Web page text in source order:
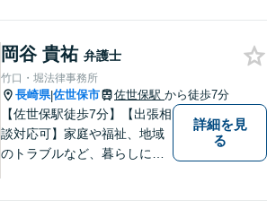
題・企業法務等、お困りごと
はなんでもご相談ください。
【他士業連携】
岡谷 貴祐 弁護士
竹口・堀法律事務所
長崎県|佐世保市 佐世保駅 から徒歩7分
【佐世保駅徒歩7分】【出張相
談対応可】家庭や福祉、地域
のトラブルなど、暮らしに根
詳細を見
る